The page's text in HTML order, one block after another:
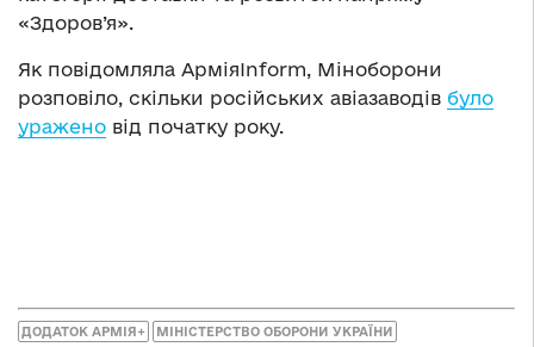
«Здоров’я».
Як повідомляла АрміяInform, Міноборони
розповіло, скільки російських авіазаводів було
уражено від початку року.
ДОДАТОК АРМІЯ+ МІНІСТЕРСТВО ОБОРОНИ УКРАЇНИ